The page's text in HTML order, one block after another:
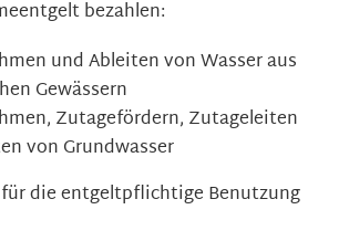
bezahlen:
und Ableiten von Wasser aus
Gewässern
Zutagefördern, Zutageleiten
von Grundwasser
die entgeltpflichtige Benutzung